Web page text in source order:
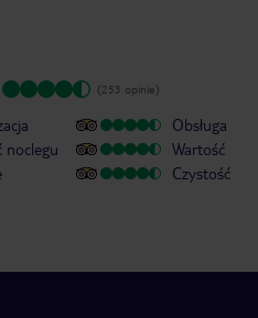
(253 opinie)
noclegu
Obsługa
Wartość
Czystość